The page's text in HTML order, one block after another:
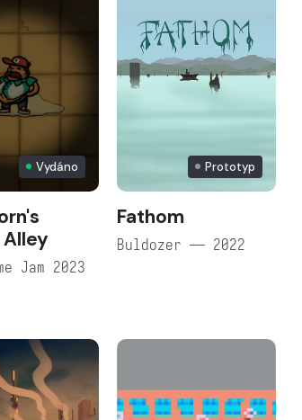
Vydáno
Jam 2023
Prototyp
Fathom
Buldozer — 2022